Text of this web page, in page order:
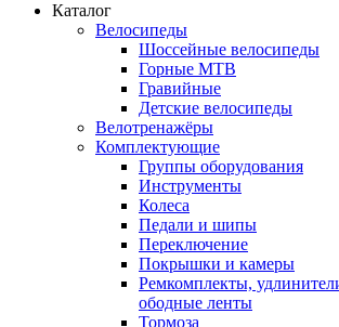
Каталог
Велосипеды
Шоссейные велосипеды
Горные МTB
Гравийные
Детские велосипеды
Велотренажёры
Комплектующие
Группы оборудования
Инструменты
Колеса
Педали и шипы
Переключение
Покрышки и камеры
Ремкомплекты,
ободные ленты
Тормоза